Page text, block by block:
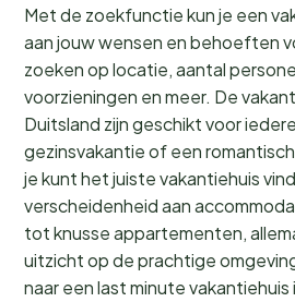
Met de zoekfunctie kun je een
aan jouw wensen en behoeften
zoeken op locatie, aantal
voorzieningen en meer. De
Duitsland zijn geschikt voor
gezinsvakantie of een
je kunt het juiste vakantiehuis
verscheidenheid aan
tot knusse appartementen,
uitzicht op de prachtige
naar een last minute